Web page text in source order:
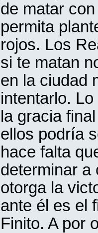
de matar
permita
rojos. Los
si te matan
en la ciudad
intentarlo.
la gracia
ellos podría
hace falta
determinar a
otorga la
ante él es el
Finito. A por